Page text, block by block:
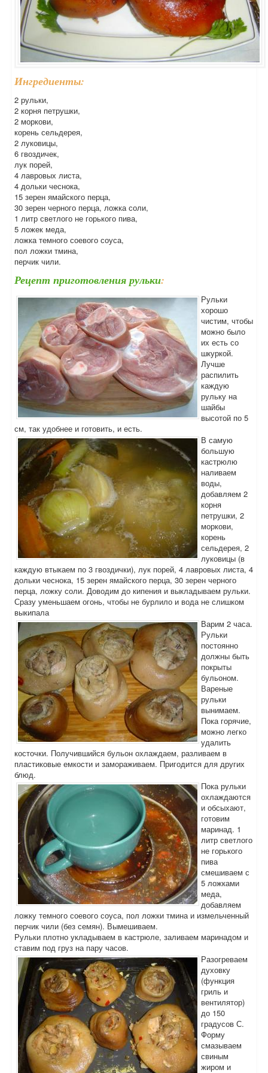
Ингредиенты:
2 рульки,
2 корня петрушки,
2 моркови,
корень сельдерея,
2 луковицы,
6 гвоздичек,
лук порей,
4 лавровых листа,
4 дольки чеснока,
15 зерен ямайского перца,
30 зерен черного перца, ложка соли,
1 литр светлого не горького пива,
5 ложек меда,
ложка темного соевого соуса,
пол ложки тмина,
перчик чили.
Рецепт приготовления рульки:
Рульки
хорошо
чистим, чтобы
можно было
их есть со
шкуркой.
Лучше
распилить
каждую
рульку на
шайбы
высотой по 5
см, так удобнее и готовить, и есть.
В самую
большую
кастрюлю
наливаем
воды,
добавляем 2
корня
петрушки, 2
моркови,
корень
сельдерея, 2
луковицы (в
каждую втыкаем по 3 гвоздички), лук порей, 4 лавровых листа, 4
дольки чеснока, 15 зерен ямайского перца, 30 зерен черного
перца, ложку соли. Доводим до кипения и выкладываем рульки.
Сразу уменьшаем огонь, чтобы не бурлило и вода не слишком
выкипала
Варим 2 часа.
Рульки
постоянно
должны быть
покрыты
бульоном.
Вареные
рульки
вынимаем.
Пока горячие,
можно легко
удалить
косточки. Получившийся бульон охлаждаем, разливаем в
пластиковые емкости и замораживаем. Пригодится для других
блюд.
Пока рульки
охлаждаются
и обсыхают,
готовим
маринад. 1
литр светлого
не горького
пива
смешиваем с
5 ложками
меда,
добавляем
ложку темного соевого соуса, пол ложки тмина и измельченный
перчик чили (без семян). Вымешиваем.
Рульки плотно укладываем в кастрюле, заливаем маринадом и
ставим под груз на пару часов.
Разогреваем
духовку
(функция
гриль и
вентилятор)
до 150
градусов С.
Форму
смазываем
свиным
жиром и